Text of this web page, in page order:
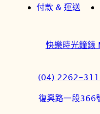
付款 & 運送
快樂時光鐘錶
(04) 2262-
復興路一段366